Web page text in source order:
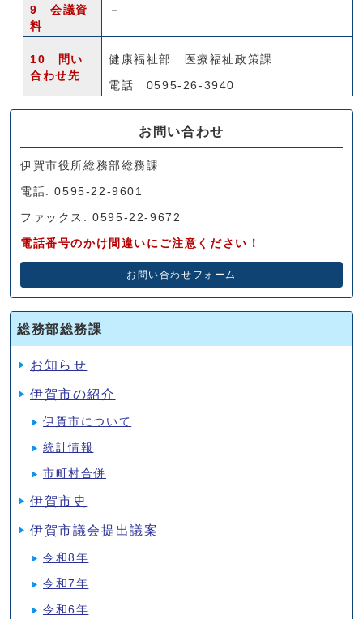
9 会議資
料
－
10 問い
合わせ先
健康福祉部 医療福祉政策課
電話 0595-26-3940
お問い合わせ
伊賀市役所総務部総務課
電話: 0595-22-9601
ファックス: 0595-22-9672
電話番号のかけ間違いにご注意ください！
お問い合わせフォーム
総務部総務課
お知らせ
伊賀市の紹介
伊賀市について
統計情報
市町村合併
伊賀市史
伊賀市議会提出議案
令和8年
令和7年
令和6年